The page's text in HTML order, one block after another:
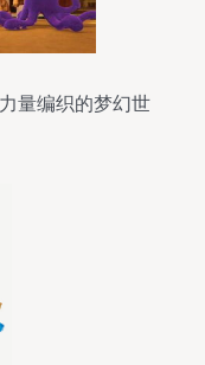
量编织的梦幻世